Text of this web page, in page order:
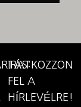
IRATKOZZON
FEL A
HÍRLEVÉLRE!